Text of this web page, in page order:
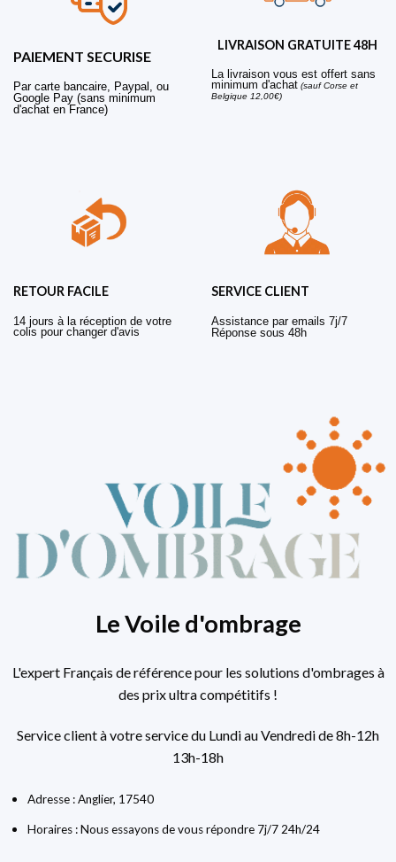
PAIEMENT SECURISE
Par carte bancaire, Paypal, ou
Google Pay (sans minimum
d'achat en France)
LIVRAISON GRATUITE 48H
La livraison vous est offert sans
minimum d'achat (sauf Corse et
Belgique 12,00€)
RETOUR FACILE
14 jours à la réception de votre
colis pour changer d'avis
SERVICE CLIENT
Assistance par emails 7j/7
Réponse sous 48h
Le Voile d'ombrage
L'expert Français de référence pour les solutions d'ombrages à
des prix ultra compétitifs !
Service client à votre service du Lundi au Vendredi de 8h-12h
13h-18h
Adresse : Anglier, 17540
Horaires : Nous essayons de vous répondre 7j/7 24h/24